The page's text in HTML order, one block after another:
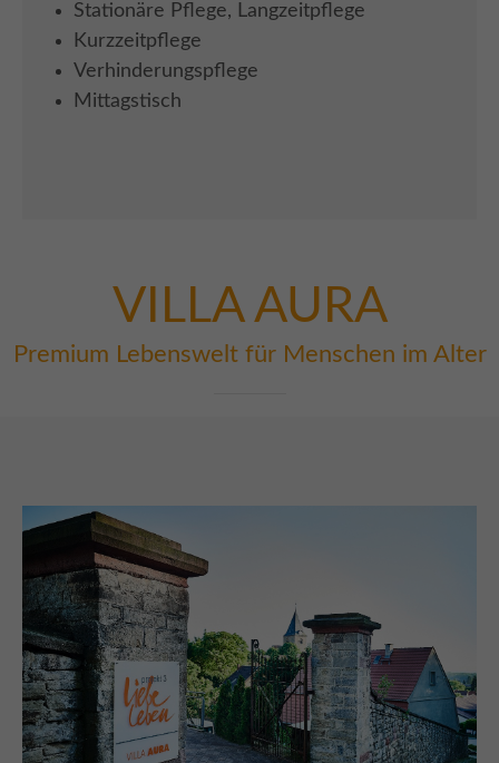
Stationäre Pflege, Langzeitpflege
Kurzzeitpflege
Verhinderungspflege
Mittagstisch
VILLAAURA
Premium Lebenswelt für Menschen im Alter